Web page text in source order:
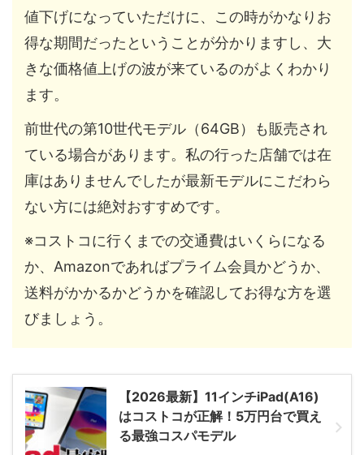
値下げになっていただけに、この時がかなりお
得な期間だったということが分かりますし、大
きな価格値上げの波が来ているのがよくわかり
ます。
前世代の第10世代モデル（64GB）も販売され
ている場合があります。私の行った店舗では在
庫はありませんでしたが最新モデルにこだわら
ない方には絶対おすすめです。
※コストコに行くまでの交通費はいくらになる
か、Amazonであればプライム会員かどうか、
送料がかかるかどうかを確認してお得な方を選
びましょう。
【2026最新】11インチiPad(A16)
はコストコが正解！5万円台で買え
る最強コスパモデル